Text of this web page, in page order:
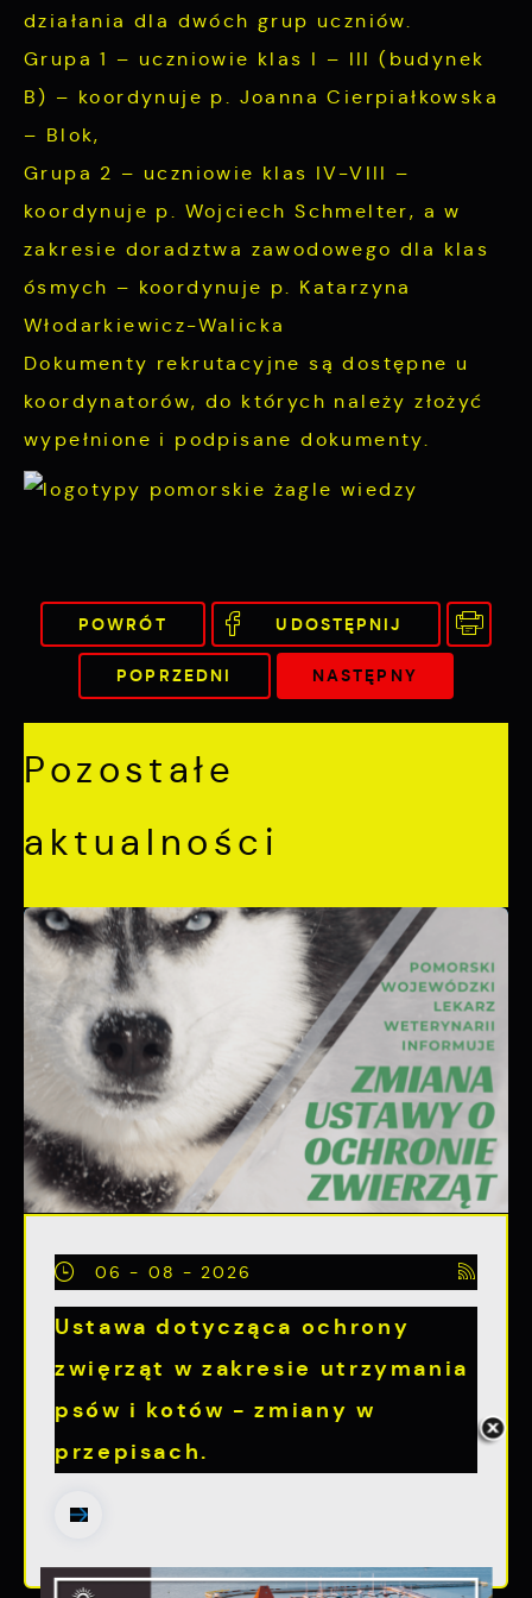
działania dla dwóch grup uczniów.
Grupa 1 – uczniowie klas I – III (budynek
B) – koordynuje p. Joanna Cierpiałkowska
– Blok,
Grupa 2 – uczniowie klas IV-VIII –
koordynuje p. Wojciech Schmelter, a w
zakresie doradztwa zawodowego dla klas
ósmych – koordynuje p. Katarzyna
Włodarkiewicz-Walicka
Dokumenty rekrutacyjne są dostępne u
koordynatorów, do których należy złożyć
wypełnione i podpisane dokumenty.
POWRÓT UDOSTĘPNIJ
POPRZEDNI NASTĘPNY
Pozostałe
aktualności
06 - 08 - 2026
Ustawa dotycząca ochrony
zwięrząt w zakresie utrzymania
psów i kotów - zmiany w
przepisach.
komunikatów mediów społecznościowych.